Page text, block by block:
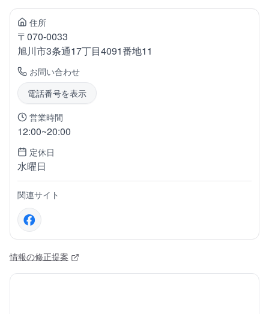
住所
〒070-0033
旭川市3条通17丁目4091番地11
お問い合わせ
電話番号を表示
営業時間
12:00~20:00
定休日
水曜日
関連サイト
情報の修正提案